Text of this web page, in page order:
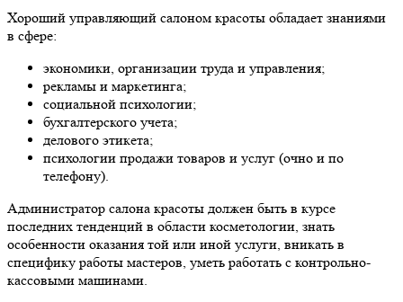
Хороший управляющий салоном красоты обладает знаниями
в сфере:
экономики, организации труда и управления;
рекламы и маркетинга;
социальной психологии;
бухгалтерского учета;
делового этикета;
психологии продажи товаров и услуг (очно и по
телефону).
Администратор салона красоты должен быть в курсе
последних тенденций в области косметологии, знать
особенности оказания той или иной услуги, вникать в
специфику работы мастеров, уметь работать с контрольно-
кассовыми машинами.